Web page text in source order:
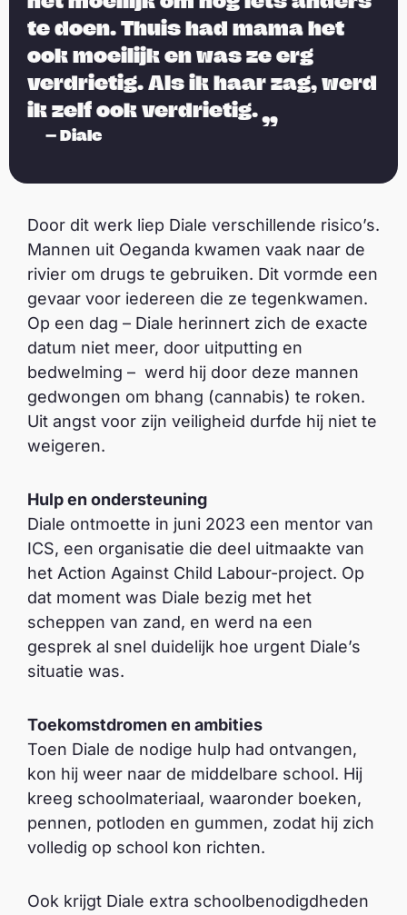
te doen. Thuis had mama het
ook moeilijk en was ze erg
verdrietig. Als ik haar zag, werd
ik zelf ook verdrietig.
— Diale
Door dit werk liep Diale verschillende risico’s.
Mannen uit Oeganda kwamen vaak naar de
rivier om drugs te gebruiken. Dit vormde een
gevaar voor iedereen die ze tegenkwamen.
Op een dag – Diale herinnert zich de exacte
datum niet meer, door uitputting en
bedwelming – werd hij door deze mannen
gedwongen om bhang (cannabis) te roken.
Uit angst voor zijn veiligheid durfde hij niet te
weigeren.
Hulp en ondersteuning
Diale ontmoette in juni 2023 een mentor van
ICS, een organisatie die deel uitmaakte van
het Action Against Child Labour-project. Op
dat moment was Diale bezig met het
scheppen van zand, en werd na een
gesprek al snel duidelijk hoe urgent Diale’s
situatie was.
Toekomstdromen en ambities
Toen Diale de nodige hulp had ontvangen,
kon hij weer naar de middelbare school. Hij
kreeg schoolmateriaal, waaronder boeken,
pennen, potloden en gummen, zodat hij zich
volledig op school kon richten.
Ook krijgt Diale extra schoolbenodigdheden